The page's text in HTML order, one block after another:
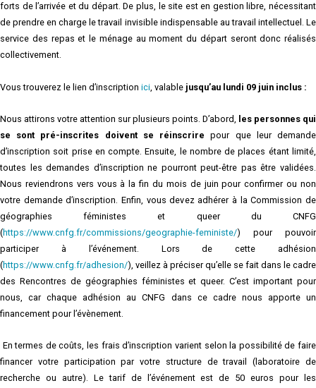
forts de l’arrivée et du départ. De plus, le site est en gestion libre, nécessitant
de prendre en charge le travail invisible indispensable au travail intellectuel. Le
service des repas et le ménage au moment du départ seront donc réalisés
collectivement.
Vous trouverez le lien d’inscription ici , valable jusqu’au lundi 09 juin inclus :
Nous attirons votre attention sur plusieurs points. D’abord,
les personnes qui
se sont pré-inscrites doivent se réinscrire pour que leur demande
d’inscription soit prise en compte. Ensuite, le nombre de places étant limité,
toutes les demandes d’inscription ne pourront peut-être pas être validées.
Nous reviendrons vers vous à la fin du mois de juin pour confirmer ou non
votre demande d’inscription. Enfin, vous devez adhérer à la Commission de
géographies féministes et queer du CNFG
(https://www.cnfg.fr/commissions/geographie-feministe/) pour pouvoir
participer à l’événement. Lors de cette adhésion
(https://www.cnfg.fr/adhesion/), veillez à préciser qu’elle se fait dans le cadre
des Rencontres de géographies féministes et queer. C’est important pour
nous, car chaque adhésion au CNFG dans ce cadre nous apporte un
financement pour l’évènement.
En termes de coûts, les frais d’inscription varient selon la possibilité de faire
financer votre participation par votre structure de travail (laboratoire de
recherche ou autre). Le tarif de l’événement est de 50 euros pour les